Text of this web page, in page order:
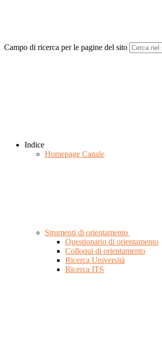
Campo di ricerca per le pagine del sito
Indice
Homepage Canale
Strumenti di orientamento
Questionario di orientamento
Colloqui di orientamento
Ricerca Università
Ricerca ITS